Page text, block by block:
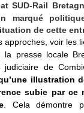
SUD-Rail
marqué
de cette
approches, voir les
la presse locale
de
illustration
subie par ce
. Cela démontre